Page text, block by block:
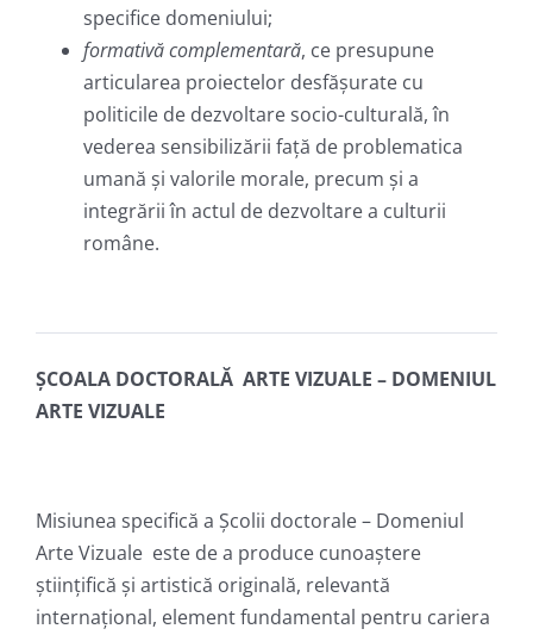
specifice domeniului;
formativă complementară, ce presupune
articularea proiectelor desfăşurate cu
politicile de dezvoltare socio-culturală, în
vederea sensibilizării faţă de problematica
umană şi valorile morale, precum şi a
integrării în actul de dezvoltare a culturii
române.
ȘCOALA DOCTORALĂ ARTE VIZUALE – DOMENIUL
ARTE VIZUALE
Misiunea specifică a Școlii doctorale – Domeniul
Arte Vizuale este de a produce cunoaștere
științifică și artistică originală, relevantă
internațional, element fundamental pentru cariera